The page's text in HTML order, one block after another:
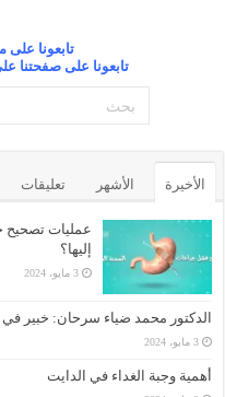
تابعونا على
تابعونا على صفحتنا
الأخيرة الأشهر تعليقات
عمليات تصحيح
إليها؟
3 مايو، 2024
الدكتور محمد ضياء سرحان: خبير
3 مايو، 2024
أهمية وجبة الغداء في الدايت